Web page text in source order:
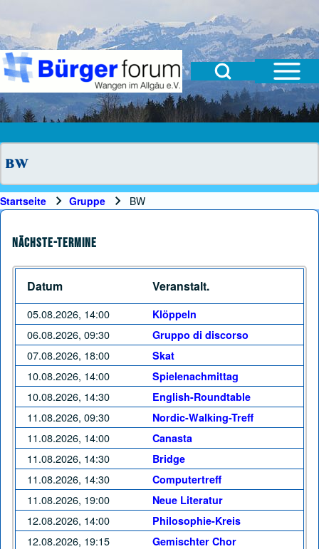
Suche Schließen
Suchformular
Suche
Open Sidebar
Open Search Block
BW
Pfadnavigation
Startseite Gruppe BW
Nächste-Termine
Datum Veranstalt.
05.08.2026, 14:00 Klöppeln
06.08.2026, 09:30 Gruppo di discorso
07.08.2026, 18:00 Skat
10.08.2026, 14:00 Spielenachmittag
10.08.2026, 14:30 English-Roundtable
11.08.2026, 09:30 Nordic-Walking-Treff
11.08.2026, 14:00 Canasta
11.08.2026, 14:30 Bridge
11.08.2026, 14:30 Computertreff
11.08.2026, 19:00 Neue Literatur
12.08.2026, 14:00 Philosophie-Kreis
12.08.2026, 19:15 Gemischter Chor